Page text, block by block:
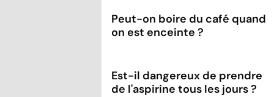
Peut-on boire du café quand
on est enceinte ?
Est-il dangereux de prendre
de l'aspirine tous les jours ?